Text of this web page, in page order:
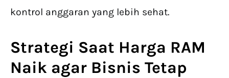
kontrol anggaran yang lebih sehat.
Strategi Saat Harga RAM
Naik agar Bisnis Tetap